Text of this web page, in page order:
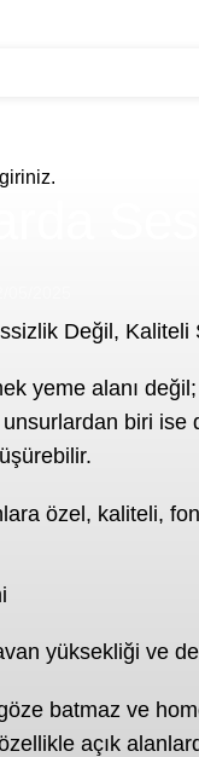
Değil, Kaliteli
yeme alanı
biri ise
özel, kaliteli,
yüksekliği ve
batmaz ve
açık